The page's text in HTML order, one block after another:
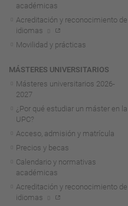
académicas
Acreditación y reconocimiento de
idiomas
Movilidad y prácticas
MÁSTERES UNIVERSITARIOS
Másteres universitarios 2026-
2027
¿Por qué estudiar un máster en la
UPC?
Acceso, admisión y matrícula
Precios y becas
Calendario y normativas
académicas
Acreditación y reconocimiento de
idiomas